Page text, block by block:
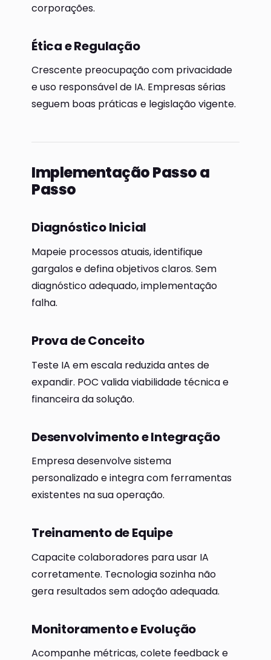
corporações.
Ética e Regulação
Crescente preocupação com privacidade
e uso responsável de IA. Empresas sérias
seguem boas práticas e legislação vigente.
Implementação Passo a
Passo
Diagnóstico Inicial
Mapeie processos atuais, identifique
gargalos e defina objetivos claros. Sem
diagnóstico adequado, implementação
falha.
Prova de Conceito
Teste IA em escala reduzida antes de
expandir. POC valida viabilidade técnica e
financeira da solução.
Desenvolvimento e Integração
Empresa desenvolve sistema
personalizado e integra com ferramentas
existentes na sua operação.
Treinamento de Equipe
Capacite colaboradores para usar IA
corretamente. Tecnologia sozinha não
gera resultados sem adoção adequada.
Monitoramento e Evolução
Acompanhe métricas, colete feedback e